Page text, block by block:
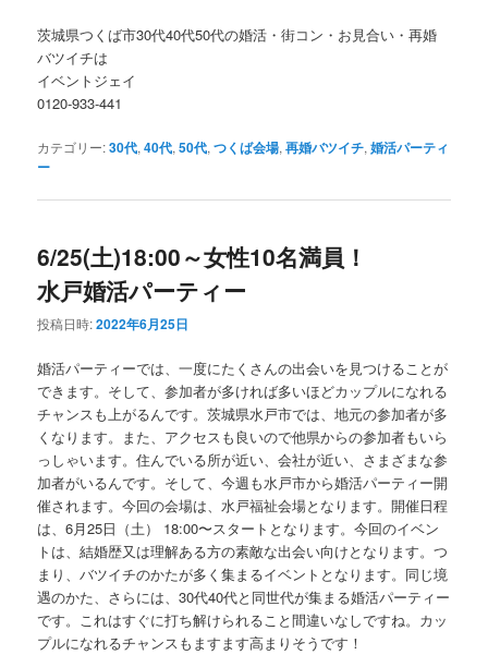
茨城県つくば市30代40代50代の婚活・街コン・お見合い・再婚
バツイチは
イベントジェイ
0120-933-441
カテゴリー:30代,40代,50代,つくば会場,再婚バツイチ,婚活パーティ
ー
6/25(土)18:00～女性10名満員！
水戸婚活パーティー
投稿日時:2022年6月25日
婚活パーティーでは、一度にたくさんの出会いを見つけることが
できます。そして、参加者が多ければ多いほどカップルになれる
チャンスも上がるんです。茨城県水戸市では、地元の参加者が多
くなります。また、アクセスも良いので他県からの参加者もいら
っしゃいます。住んでいる所が近い、会社が近い、さまざまな参
加者がいるんです。そして、今週も水戸市から婚活パーティー開
催されます。今回の会場は、水戸福祉会場となります。開催日程
は、6月25日（土） 18:00〜スタートとなります。今回のイベン
トは、結婚歴又は理解ある方の素敵な出会い向けとなります。つ
まり、バツイチのかたが多く集まるイベントとなります。同じ境
遇のかた、さらには、30代40代と同世代が集まる婚活パーティー
です。これはすぐに打ち解けられること間違いなしですね。カッ
プルになれるチャンスもますます高まりそうです！